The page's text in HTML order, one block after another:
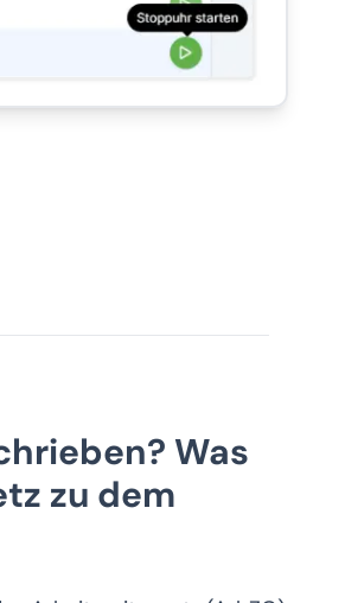
Was
zu dem